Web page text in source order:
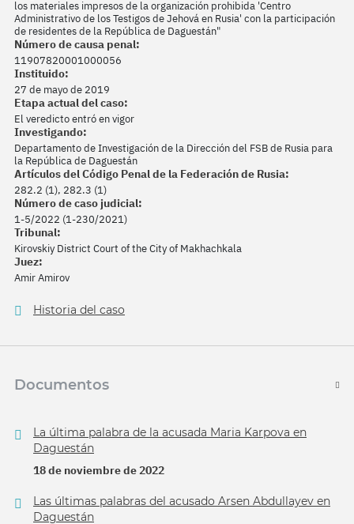
los materiales impresos de la organización prohibida 'Centro
Administrativo de los Testigos de Jehová en Rusia' con la participación
de residentes de la República de Daguestán"
Número de causa penal:
11907820001000056
Instituido:
27 de mayo de 2019
Etapa actual del caso:
El veredicto entró en vigor
Investigando:
Departamento de Investigación de la Dirección del FSB de Rusia para
la República de Daguestán
Artículos del Código Penal de la Federación de Rusia:
282.2 (1), 282.3 (1)
Número de caso judicial:
1-5/2022 (1-230/2021)
Tribunal:
Kirovskiy District Court of the City of Makhachkala
Juez:
Amir Amirov
Historia del caso
Documentos
La última palabra de la acusada Maria Karpova en
Daguestán
18 de noviembre de 2022
Las últimas palabras del acusado Arsen Abdullayev en
Daguestán